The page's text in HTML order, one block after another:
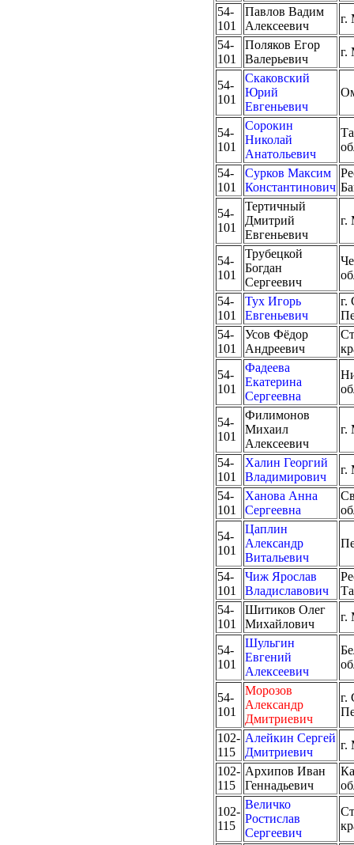
54-
101
Павлов Вадим
Алексеевич
г.
54-
101
Поляков Егор
Валерьевич
г.
54-
101
Скаковский
Юрий
Евгеньевич
54-
101
Сорокин
Николай
Анатольевич
54-
101
Сурков Максим
Константинович
54-
101
Тертичный
Дмитрий
Евгеньевич
г.
54-
101
Трубецкой
Богдан
Сергеевич
54-
101
Тух Игорь
Евгеньевич
г.
54-
101
Усов Фёдор
Андреевич
54-
101
Фадеева
Екатерина
Сергеевна
54-
101
Филимонов
Михаил
Алексеевич
г.
54-
101
Халин Георгий
Владимирович
г.
54-
101
Ханова Анна
Сергеевна
54-
101
Цаплин
Александр
Витальевич
54-
101
Чиж Ярослав
Владиславович
54-
101
Шитиков Олег
Михайлович
г.
54-
101
Шульгин
Евгений
Алексеевич
54-
101
Морозов
Александр
Дмитриевич
г.
102-
115
Алейкин Сергей
Дмитриевич
г.
102-
115
Архипов Иван
Геннадьевич
102-
115
Величко
Ростислав
Сергеевич